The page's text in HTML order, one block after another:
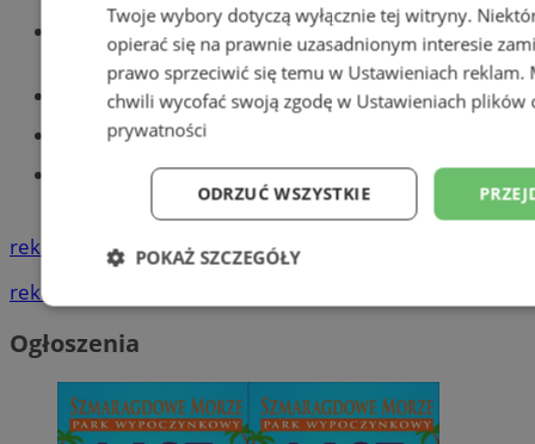
Wiadomości lokalne
Części samochodowe do -70%!
Tworzenie stron www - Tychy
Znajdź pracę - codziennie nowe
reklama
reklama
Ogłoszenia
Twoje wybory dotyczą wyłącznie tej witryny.
opierać się na prawnie uzasadnionym interesie
prawo sprzeciwić się temu w Ustawieniach reklam.
chwili wycofać swoją zgodę w Ustawieniach plików
prywatności
ODRZUĆ WSZYSTKIE
POKAŻ SZCZEGÓŁY
Niezbędne Wydajność
Niesklasyfikowane